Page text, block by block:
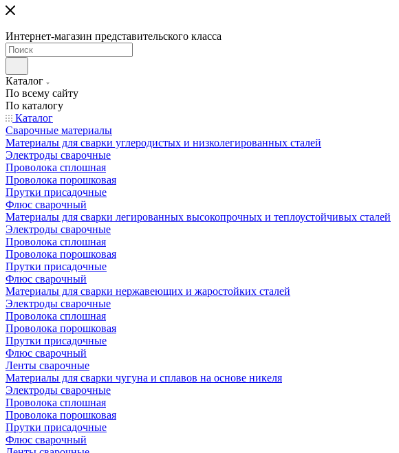
Интернет-магазин представительского класса
Каталог
По всему сайту
По каталогу
Каталог
Сварочные материалы
Материалы для сварки углеродистых и низколегированных сталей
Электроды сварочные
Проволока сплошная
Проволока порошковая
Прутки присадочные
Флюс сварочный
Материалы для сварки легированных высокопрочных и теплоустойчивых сталей
Электроды сварочные
Проволока сплошная
Проволока порошковая
Прутки присадочные
Флюс сварочный
Материалы для сварки нержавеющих и жаростойких сталей
Электроды сварочные
Проволока сплошная
Проволока порошковая
Прутки присадочные
Флюс сварочный
Ленты сварочные
Материалы для сварки чугуна и сплавов на основе никеля
Электроды сварочные
Проволока сплошная
Проволока порошковая
Прутки присадочные
Флюс сварочный